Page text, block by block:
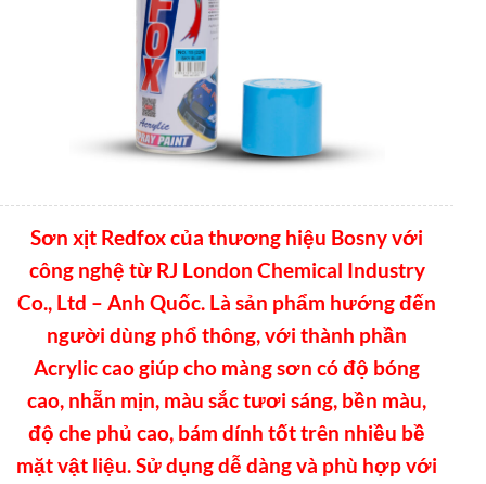
Sơn xịt Redfox của thương hiệu Bosny với
công nghệ từ RJ London Chemical Industry
Co., Ltd – Anh Quốc. Là sản phẩm hướng đến
người dùng phổ thông, với thành phần
Acrylic cao giúp cho màng sơn có độ bóng
cao, nhẵn mịn, màu sắc tươi sáng, bền màu,
độ che phủ cao, bám dính tốt trên nhiều bề
mặt vật liệu. Sử dụng dễ dàng và phù hợp với